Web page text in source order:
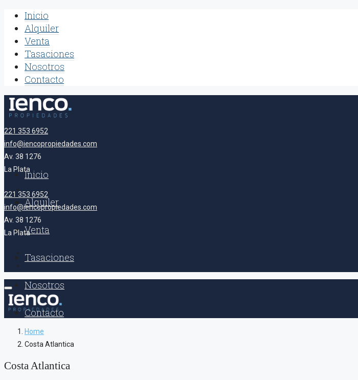
Inicio
Alquiler
Venta
Tasaciones
Nosotros
Contacto
221 353 6952
info@iencopropiedades.com
Av. 38 1276
La PlataInicio
Alquiler
Venta
Tasaciones
Nosotros
Contacto
221 353 6952
info@iencopropiedades.com
Av. 38 1276
La Plata
Home
Costa Atlantica
Costa Atlantica